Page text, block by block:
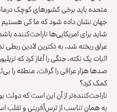
متحده باید برخی کشورهای کوچک
جهان نشان داده شود که ما کی
شاید برای امریکایی‌ها ناراحت‌کننده
عراق ریخته شد، به دکترین لادین ربطی
اثبات یک نکته، جنگی را آغاز کرد که
صدها هزار عراقی را گرفت، منطقه را
کمک کرد؟
ناراحت‌کننده‌تر از آن این است که
به همان تناسب از ترس‌آفرینی و تقلب